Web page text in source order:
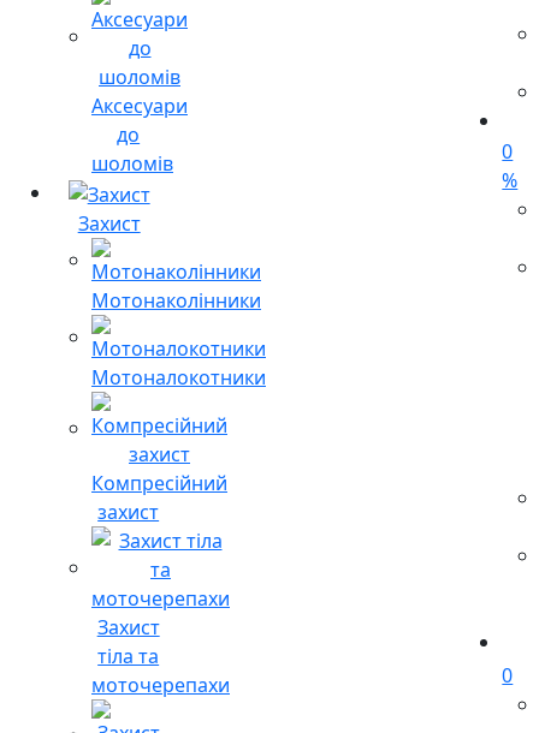
Аксесуари
до
шоломів
Захист
Мотонаколінники
Мотоналокотники
Компресійний
захист
Захист
тіла та
моточерепахи
0
%
0